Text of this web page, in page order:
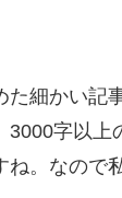
た細かい記
3000字以上
ね。なので